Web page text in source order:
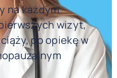
na każdym
wizyt,
po opiekę w